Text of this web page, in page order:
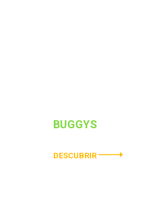
BUGGYS
DESCUBRIR